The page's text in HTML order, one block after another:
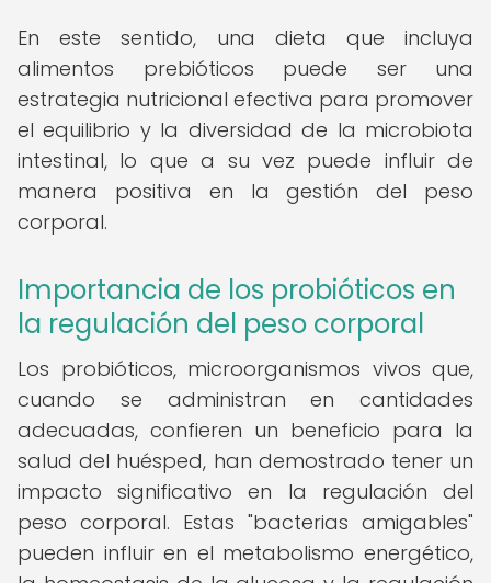
En este sentido, una dieta que incluya
alimentos prebióticos puede ser una
estrategia nutricional efectiva para promover
el equilibrio y la diversidad de la microbiota
intestinal, lo que a su vez puede influir de
manera positiva en la gestión del peso
corporal.
Importancia de los probióticos en
la regulación del peso corporal
Los probióticos, microorganismos vivos que,
cuando se administran en cantidades
adecuadas, confieren un beneficio para la
salud del huésped, han demostrado tener un
impacto significativo en la regulación del
peso corporal. Estas "bacterias amigables"
pueden influir en el metabolismo energético,